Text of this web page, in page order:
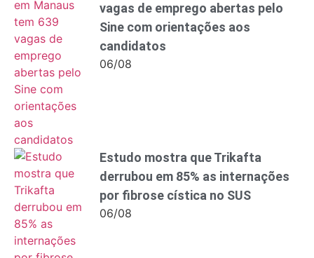
vagas de emprego abertas pelo
Sine com orientações aos
candidatos
06/08
Estudo mostra que Trikafta
derrubou em 85% as internações
por fibrose cística no SUS
06/08